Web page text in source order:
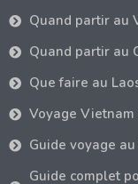
Quand partir au
Quand partir au
Que faire au
Voyage
Guide voyage
Guide complet